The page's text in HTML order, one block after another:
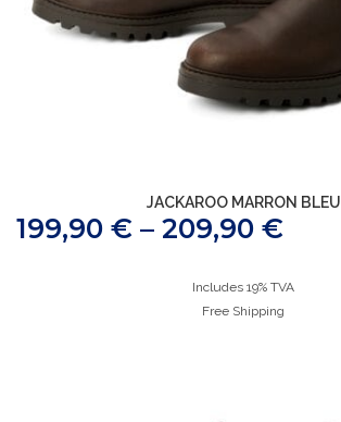
JACKAROO MARRON BLEU
199,90 € – 209,90 €
Includes 19% TVA
Free Shipping